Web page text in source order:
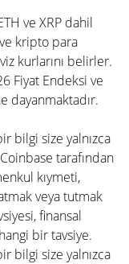
ve XRP dahil
kripto para
kurlarını belirler.
Fiyat Endeksi ve
dayanmaktadır.
bilgi size yalnızca
tarafından
kıymeti,
veya tutmak
finansal
bir tavsiye.
bilgi size yalnızca